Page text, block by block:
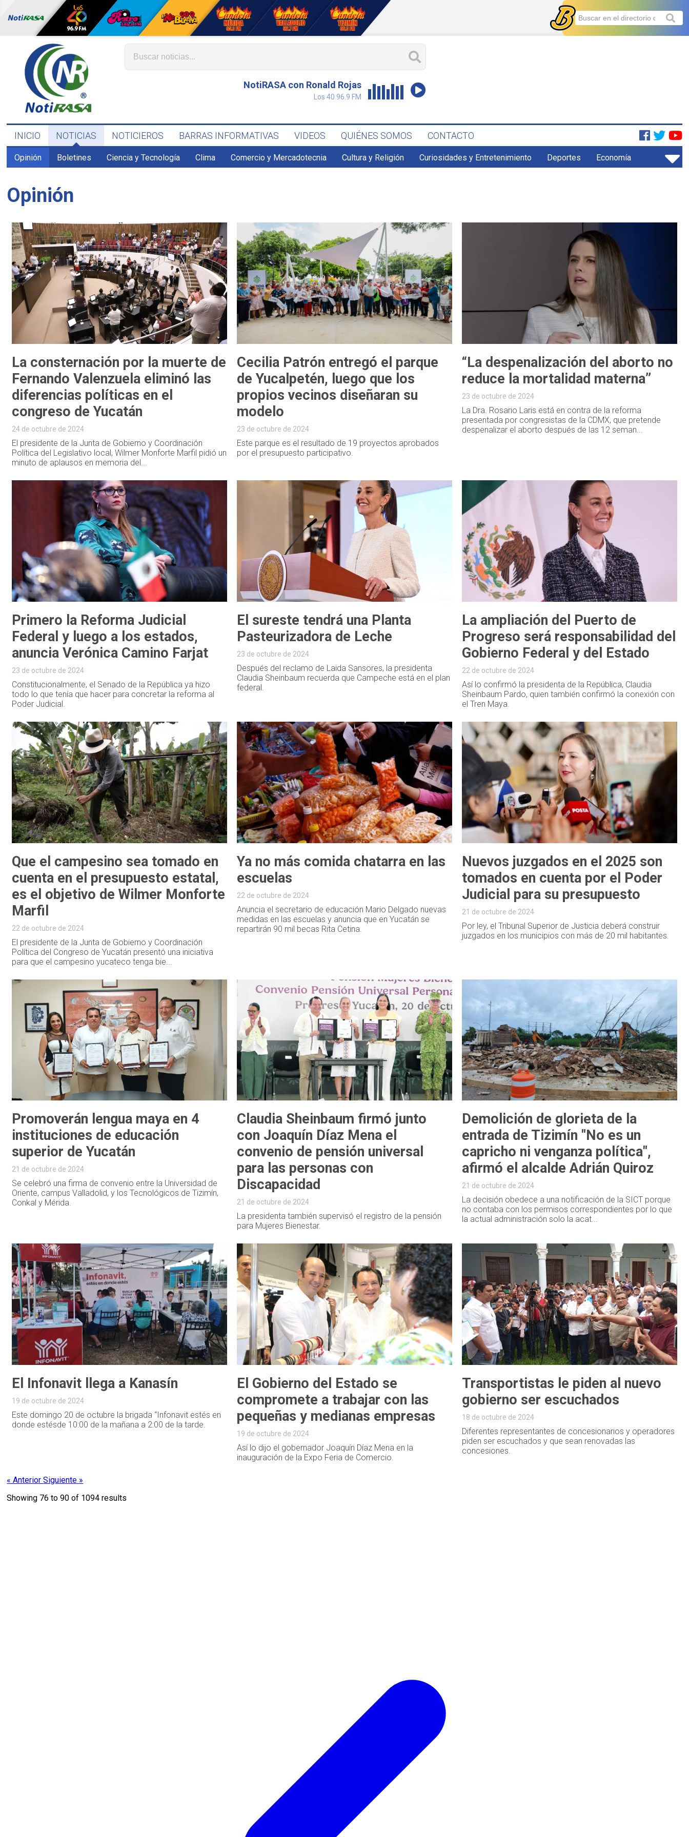
NotiRASA con Ronald Rojas
Los 40 96.9 FM
INICIO NOTICIAS NOTICIEROS BARRAS INFORMATIVAS VIDEOS QUIÉNES SOMOS CONTACTO
Opinión Boletines Ciencia y Tecnología Clima Comercio y Mercadotecnia Cultura y Religión Curiosidades y Entretenimiento Deportes Economía
Opinión
La consternación por la muerte de
Fernando Valenzuela eliminó las
diferencias políticas en el
congreso de Yucatán
24 de octubre de 2024
El presidente de la Junta de Gobierno y Coordinación
Política del Legislativo local, Wilmer Monforte Marfil pidió un
minuto de aplausos en memoria del...
Cecilia Patrón entregó el parque
de Yucalpetén, luego que los
propios vecinos diseñaran su
modelo
23 de octubre de 2024
Este parque es el resultado de 19 proyectos aprobados
por el presupuesto participativo.
“La despenalización del aborto no
reduce la mortalidad materna”
23 de octubre de 2024
La Dra. Rosario Laris está en contra de la reforma
presentada por congresistas de la CDMX, que pretende
despenalizar el aborto después de las 12 seman...
Primero la Reforma Judicial
Federal y luego a los estados,
anuncia Verónica Camino Farjat
23 de octubre de 2024
Constitucionalmente, el Senado de la República ya hizo
todo lo que tenía que hacer para concretar la reforma al
Poder Judicial.
El sureste tendrá una Planta
Pasteurizadora de Leche
23 de octubre de 2024
Después del reclamo de Laida Sansores, la presidenta
Claudia Sheinbaum recuerda que Campeche está en el plan
federal.
La ampliación del Puerto de
Progreso será responsabilidad del
Gobierno Federal y del Estado
22 de octubre de 2024
Así lo confirmó la presidenta de la República, Claudia
Sheinbaum Pardo, quien también confirmó la conexión con
el Tren Maya.
Que el campesino sea tomado en
cuenta en el presupuesto estatal,
es el objetivo de Wilmer Monforte
Marfil
22 de octubre de 2024
El presidente de la Junta de Gobierno y Coordinación
Política del Congreso de Yucatán presentó una iniciativa
para que el campesino yucateco tenga bie...
Ya no más comida chatarra en las
escuelas
22 de octubre de 2024
Anuncia el secretario de educación Mario Delgado nuevas
medidas en las escuelas y anuncia que en Yucatán se
repartirán 90 mil becas Rita Cetina.
Nuevos juzgados en el 2025 son
tomados en cuenta por el Poder
Judicial para su presupuesto
21 de octubre de 2024
Por ley, el Tribunal Superior de Justicia deberá construir
juzgados en los municipios con más de 20 mil habitantes.
Promoverán lengua maya en 4
instituciones de educación
superior de Yucatán
21 de octubre de 2024
Se celebró una firma de convenio entre la Universidad de
Oriente, campus Valladolid, y los Tecnológicos de Tizimín,
Conkal y Mérida.
Claudia Sheinbaum firmó junto
con Joaquín Díaz Mena el
convenio de pensión universal
para las personas con
Discapacidad
21 de octubre de 2024
La presidenta también supervisó el registro de la pensión
para Mujeres Bienestar.
Demolición de glorieta de la
entrada de Tizimín "No es un
capricho ni venganza política",
afirmó el alcalde Adrián Quiroz
21 de octubre de 2024
La decisión obedece a una notificación de la SICT porque
no contaba con los permisos correspondientes por lo que
la actual administración solo la acat...
El Infonavit llega a Kanasín
19 de octubre de 2024
Este domingo 20 de octubre la brigada “Infonavit estés en
donde estésde 10:00 de la mañana a 2:00 de la tarde.
El Gobierno del Estado se
compromete a trabajar con las
pequeñas y medianas empresas
19 de octubre de 2024
Así lo dijo el gobernador Joaquín Díaz Mena en la
inauguración de la Expo Feria de Comercio.
Transportistas le piden al nuevo
gobierno ser escuchados
18 de octubre de 2024
Diferentes representantes de concesionarios y operadores
piden ser escuchados y que sean renovadas las
concesiones.
« AnteriorSiguiente »
Showing 76 to90 of 1094 results